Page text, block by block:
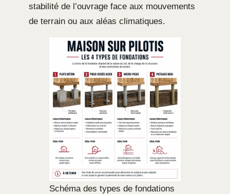
stabilité de l’ouvrage face aux mouvements
de terrain ou aux aléas climatiques.
Schéma des types de fondations